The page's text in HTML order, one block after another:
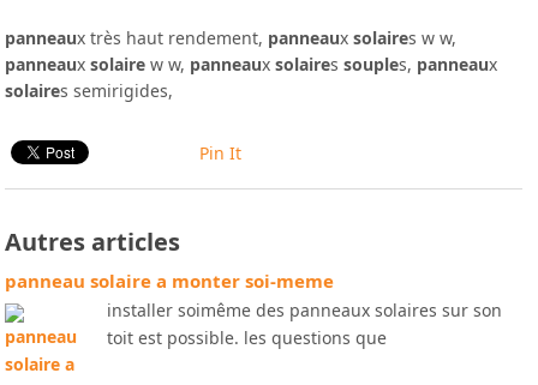
panneaux très haut rendement, panneauxsolaires w w,
panneauxsolaire w w, panneauxsolairessouples, panneaux
solaires semirigides,
Pin It
Autres articles
panneau solaire a monter soi-meme
installer soimême des panneaux solaires sur son
toit est possible. les questions que